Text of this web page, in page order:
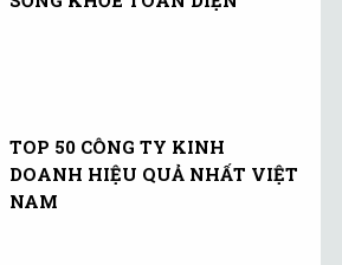
TOP 50 CÔNG TY KINH
DOANH HIỆU QUẢ NHẤT VIỆT
NAM